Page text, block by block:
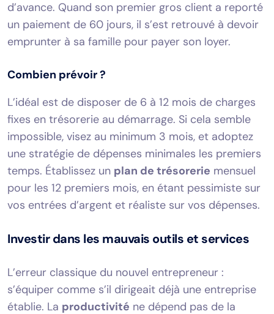
d’avance. Quand son premier gros client a reporté
un paiement de 60 jours, il s’est retrouvé à devoir
emprunter à sa famille pour payer son loyer.
Combien prévoir ?
L’idéal est de disposer de 6 à 12 mois de charges
fixes en trésorerie au démarrage. Si cela semble
impossible, visez au minimum 3 mois, et adoptez
une stratégie de dépenses minimales les premiers
temps. Établissez un plan de trésorerie mensuel
pour les 12 premiers mois, en étant pessimiste sur
vos entrées d’argent et réaliste sur vos dépenses.
Investir dans les mauvais outils et services
L’erreur classique du nouvel entrepreneur :
s’équiper comme s’il dirigeait déjà une entreprise
établie. La productivité ne dépend pas de la